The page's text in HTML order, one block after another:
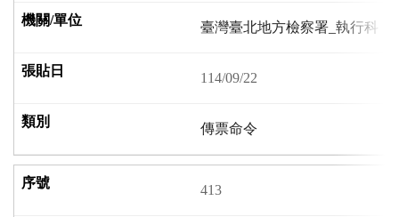
臺灣臺北地方檢察署_執行科
114/09/22
傳票命令
413